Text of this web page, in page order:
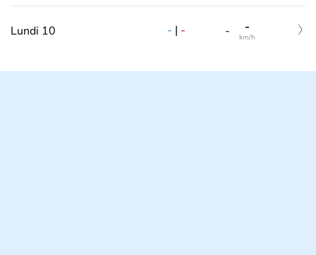
Lundi 10 - | - - -
km/h